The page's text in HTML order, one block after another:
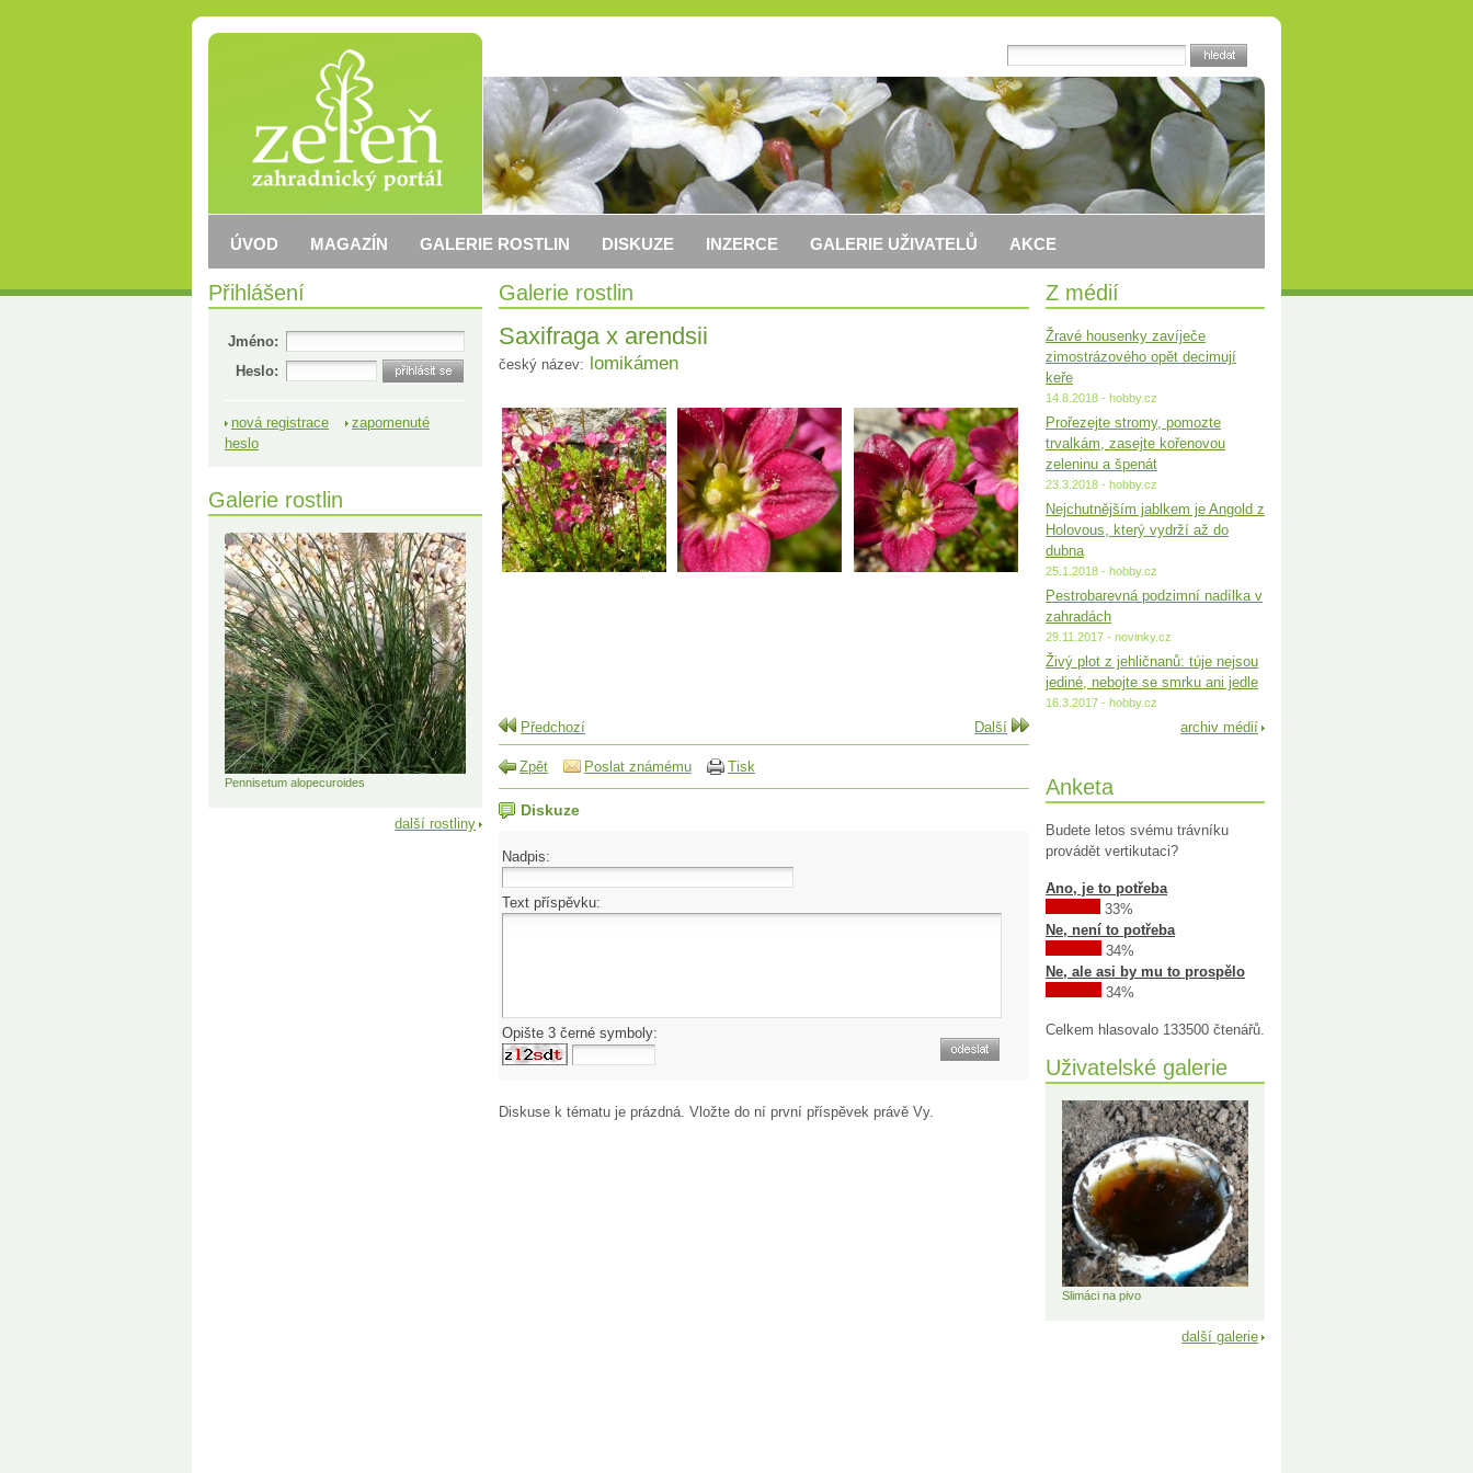
Galerie rostlin
Saxifraga x arendsii
český název: lomikámen
Předchozí Další
Zpět Poslat známému Tisk
Diskuze
Nadpis:
Text příspěvku:
Opište 3 černé symboly:
Diskuse k tématu je prázdná. Vložte do ní první příspěvek právě Vy.
Z médií
Žravé housenky zavíječe
zimostrázového opět decimují
keře
14.8.2018 - hobby.cz
Prořezejte stromy, pomozte
trvalkám, zasejte kořenovou
zeleninu a špenát
23.3.2018 - hobby.cz
Nejchutnějším jablkem je Angold z
Holovous, který vydrží až do
dubna
25.1.2018 - hobby.cz
Pestrobarevná podzimní nadílka v
zahradách
29.11.2017 - novinky.cz
Živý plot z jehličnanů: túje nejsou
jediné, nebojte se smrku ani jedle
16.3.2017 - hobby.cz
archiv médií
Anketa
Budete letos svému trávníku
provádět vertikutaci?
Ano, je to potřeba
33%
Ne, není to potřeba
34%
Ne, ale asi by mu to prospělo
34%
Celkem hlasovalo 133500 čtenářů.
Uživatelské galerie
Slimáci na pivo
další galerie
Přihlášení
Jméno:
Heslo:
nová registrace
zapomenuté
heslo
Galerie rostlin
Pennisetum alopecuroides
další rostliny
ÚVOD MAGAZÍN GALERIE ROSTLIN DISKUZE INZERCE GALERIE UŽIVATELŮ AKCE